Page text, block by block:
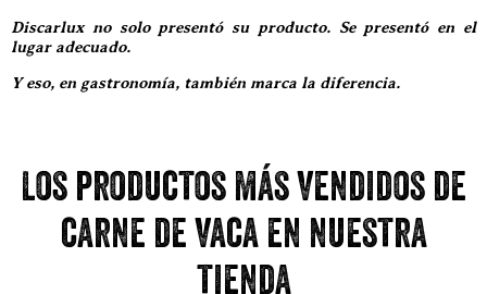
Discarlux no solo presentó su producto. Se presentó en el
lugar adecuado.
Y eso, en gastronomía, también marca la diferencia.
Los productos más vendidos de
carne de vaca en nuestra
tienda